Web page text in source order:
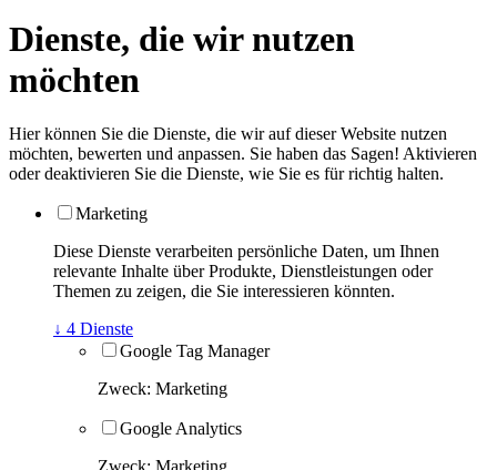
Dienste, die wir nutzen
möchten
Hier können Sie die Dienste, die wir auf dieser Website nutzen
möchten, bewerten und anpassen. Sie haben das Sagen! Aktivieren
oder deaktivieren Sie die Dienste, wie Sie es für richtig halten.
Marketing
Diese Dienste verarbeiten persönliche Daten, um Ihnen
relevante Inhalte über Produkte, Dienstleistungen oder
Themen zu zeigen, die Sie interessieren könnten.
↓ 4 Dienste
Google Tag Manager
Zweck: Marketing
Google Analytics